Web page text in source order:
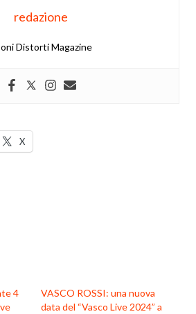
redazione
Distorti Magazine
X
4
VASCO ROSSI: una nuova
data del “Vasco Live 2024” a